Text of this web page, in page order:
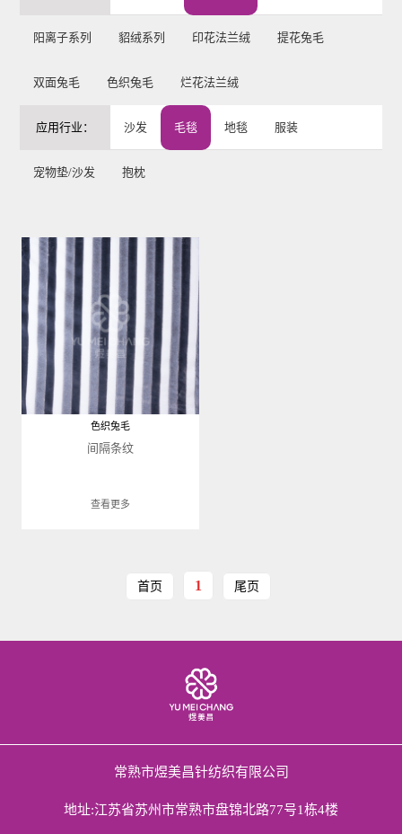
阳离子系列 貂绒系列 印花法兰绒 提花兔毛
双面兔毛 色织兔毛 烂花法兰绒
应用行业： 沙发 毛毯 地毯 服装
宠物垫/沙发 抱枕
色织兔毛
间隔条纹
查看更多
首页 1 尾页
常熟市煜美昌针纺织有限公司
地址:江苏省苏州市常熟市盘锦北路77号1栋4楼